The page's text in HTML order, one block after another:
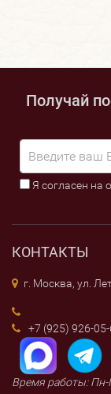
Получай
Я согласен на
КОНТАКТЫ
г. Москва, ул.
+7 (925) 926-
Время работы: Пн-